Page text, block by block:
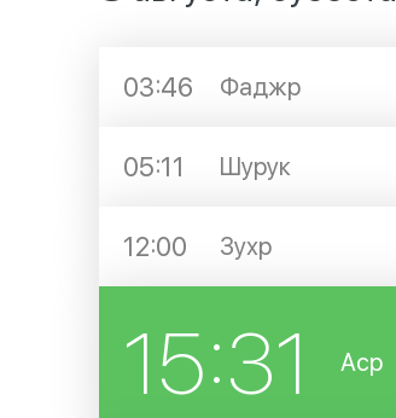
03:46 Фаджр
05:11 Шурук
12:00 Зухр
15:31 Аср